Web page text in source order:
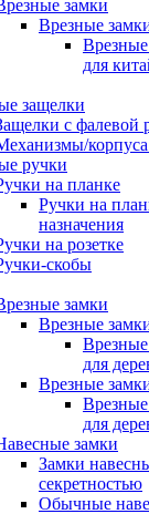
замки
Врезные
Врезные
для
защелки
с фалевой
ручки
на планке
Ручки на
назначения
на розетке
скобы
замки
Врезные
Врезные
для
Врезные
для
замки
Замки
секретностью
Обычные